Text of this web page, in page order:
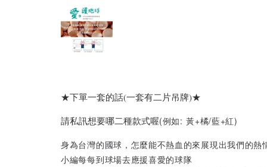
★下單一套的話(一套有二片吊牌)★
請私訊想要哪二種款式喔(例如: 黃+橘/藍+紅)
身為台灣的國球，怎麼能不熱血的來展現出我們的熱
小編每每到球場去應援喜愛的球隊